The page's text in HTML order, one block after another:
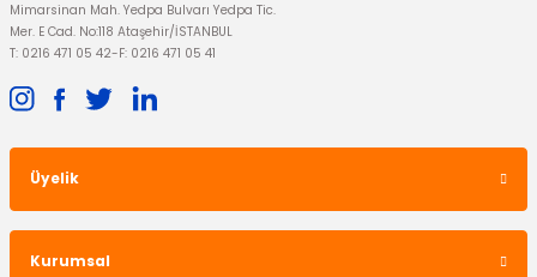
Mimarsinan Mah. Yedpa Bulvarı Yedpa Tic.
Mer. E Cad. No:118 Ataşehir/İSTANBUL
T: 0216 471 05 42-F: 0216 471 05 41
Üyelik
Kurumsal